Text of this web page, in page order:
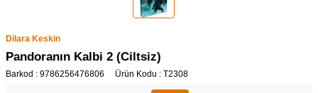
Dilara Keskin
Pandoranın Kalbi 2 (Ciltsiz)
Barkod : 9786256476806 Ürün Kodu : T2308